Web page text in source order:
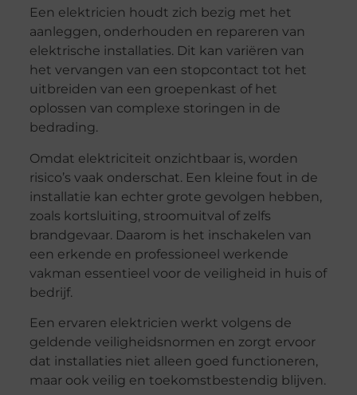
Een elektricien houdt zich bezig met het
aanleggen, onderhouden en repareren van
elektrische installaties. Dit kan variëren van
het vervangen van een stopcontact tot het
uitbreiden van een groepenkast of het
oplossen van complexe storingen in de
bedrading.
Omdat elektriciteit onzichtbaar is, worden
risico’s vaak onderschat. Een kleine fout in de
installatie kan echter grote gevolgen hebben,
zoals kortsluiting, stroomuitval of zelfs
brandgevaar. Daarom is het inschakelen van
een erkende en professioneel werkende
vakman essentieel voor de veiligheid in huis of
bedrijf.
Een ervaren elektricien werkt volgens de
geldende veiligheidsnormen en zorgt ervoor
dat installaties niet alleen goed functioneren,
maar ook veilig en toekomstbestendig blijven.